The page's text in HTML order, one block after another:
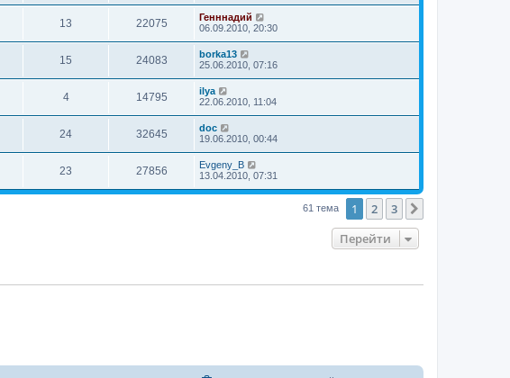
13 22075
Генннадий
06.09.2010, 20:30
15 24083
borka13
25.06.2010, 07:16
4 14795
ilya
22.06.2010, 11:04
24 32645
doc
19.06.2010, 00:44
23 27856
Evgeny_B
13.04.2010, 07:31
61 тема 1 2 3
Перейти